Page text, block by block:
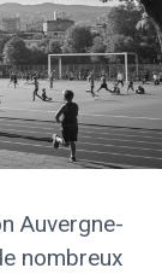
Auvergne-
nombreux